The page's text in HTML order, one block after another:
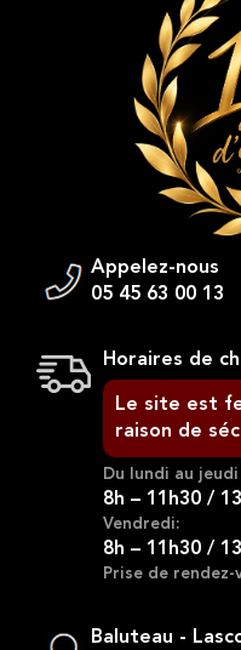
Appelez-nous
05 45 63 00 13
Horaires de
Le site est
raison de
Du lundi au jeudi
8h – 11h30 /
Vendredi:
8h – 11h30 /
Prise de
Baluteau -